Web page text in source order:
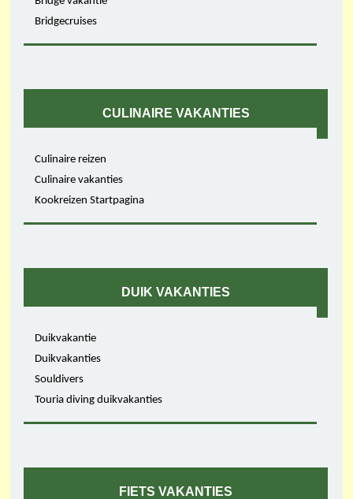
Bridgecruises
CULINAIRE VAKANTIES
Culinaire reizen
Culinaire vakanties
Kookreizen Startpagina
DUIK VAKANTIES
Duikvakantie
Duikvakanties
Souldivers
Touria diving duikvakanties
FIETS VAKANTIES